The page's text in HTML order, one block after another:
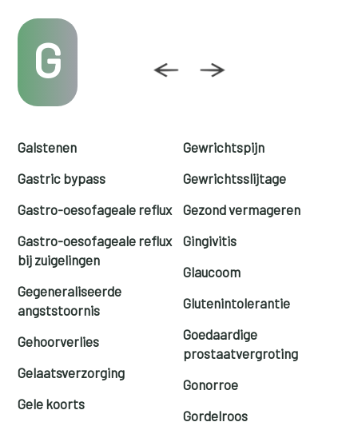
G
Galstenen
Gastric bypass
Gastro-oesofageale reflux
Gastro-oesofageale reflux
bij zuigelingen
Gegeneraliseerde
angststoornis
Gehoorverlies
Gelaatsverzorging
Gele koorts
Gewrichtspijn
Gewrichtsslijtage
Gezond vermageren
Gingivitis
Glaucoom
Glutenintolerantie
Goedaardige
prostaatvergroting
Gonorroe
Gordelroos